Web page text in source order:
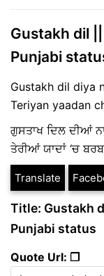
Gustakh dil ||
Punjabi
Gustakh dil diya
Teriyan yaadan
ਗੁਸਤਾਖ ਦਿਲ ਦੀਆਂ
ਤੇਰੀਆਂ ਯਾਦਾਂ ‘ਚ
Translate
Title: Gustakh
Punjabi status
Quote Url: ❐